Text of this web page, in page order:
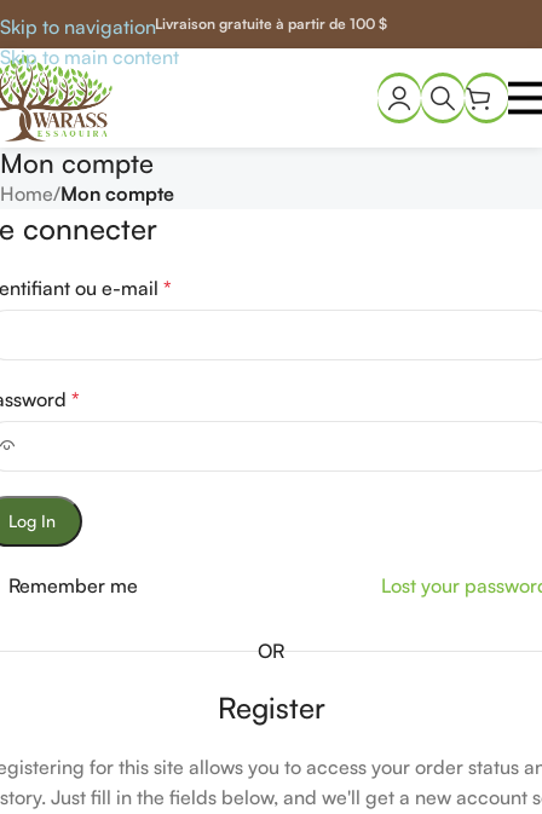
Skip to navigation
Skip to main content
Livraison gratuite à partir de 100 $
Mon compte
Home/Mon compte
connecter
ou e-mail *
*
Log In
Lost your
Remember me
OR
Register
for this site allows you to access your order status
Just fill in the fields below, and we'll get a new account